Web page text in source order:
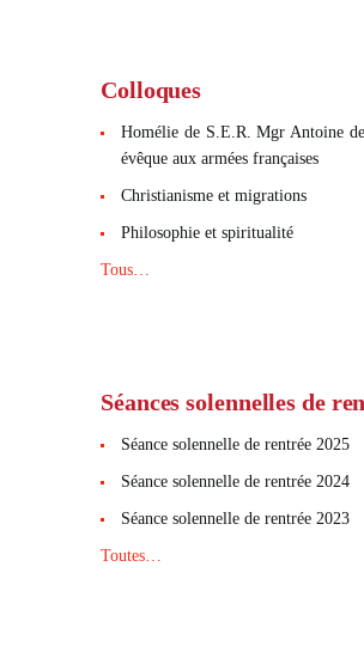
Colloques
Homélie de S.E.R. Mgr Antoine de
évêque aux armées françaises
Christianisme et migrations
Philosophie et spiritualité
Tous…
Séances solennelles de
Séance solennelle de rentrée 2025
Séance solennelle de rentrée 2024
Séance solennelle de rentrée 2023
Toutes…